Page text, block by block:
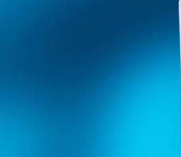
Ideal para academias, escolas,